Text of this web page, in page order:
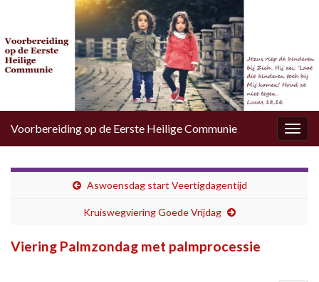
Voorbereiding op de Eerste Heilige Communie
Aswoensdag start Veertigdagentijd
Kruiswegviering Goede Vrijdag
Viering Palmzondag met palmprocessie